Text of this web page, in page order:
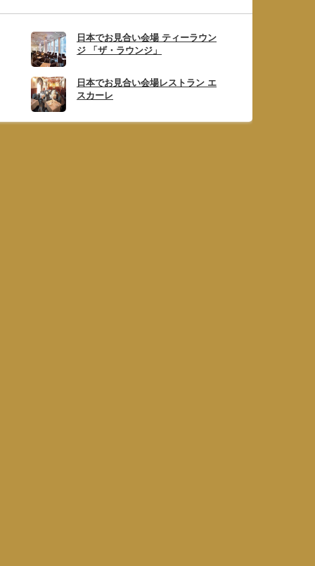
日本でお見合い会場 ティーラウン
ジ 「ザ・ラウンジ」
日本でお見合い会場レストラン エ
スカーレ